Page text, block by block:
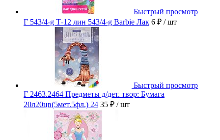
Быстрый просмотр
Г 543/4-g Т-12 лин 543/4-g Barbie Лак 6 ₽ / шт
Быстрый просмотр
Г 2463.2464 Предметы д/дет. твор: Бумага
20л20цв(5мет.5фл.) 24 35 ₽ / шт